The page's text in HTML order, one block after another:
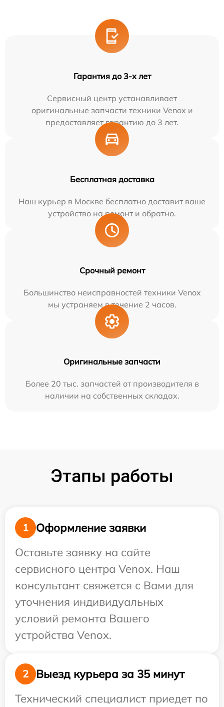
Гарантия до 3-х лет
Сервисный центр устанавливает
оригинальные запчасти техники Venox и
предоставляет гарантию до 3 лет.
Бесплатная доставка
Наш курьер в Москве бесплатно доставит ваше
устройство на ремонт и обратно.
Срочный ремонт
Большинство неисправностей техники Venox
мы устраняем в течение 2 часов.
Оригинальные запчасти
Более 20 тыс. запчастей от производителя в
наличии на собственных складах.
Этапы работы
1
Оформление заявки
Оставьте заявку на сайте
сервисного центра Venox. Наш
консультант свяжется с Вами для
уточнения индивидуальных
условий ремонта Вашего
устройства Venox.
2
Выезд курьера за 35 минут
Технический специалист приедет по